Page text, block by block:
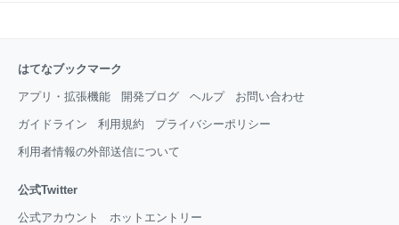
はてなブックマーク
アプリ・拡張機能 開発ブログ ヘルプ お問い合わせ
ガイドライン 利用規約 プライバシーポリシー
利用者情報の外部送信について
公式Twitter
公式アカウント ホットエントリー